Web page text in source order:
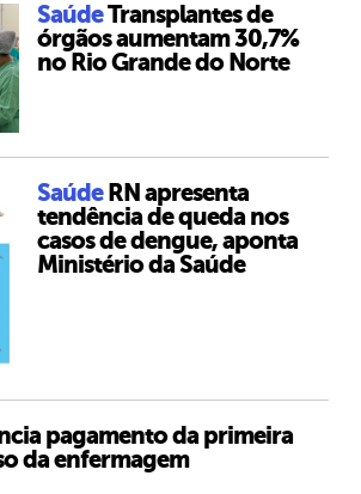
SaúdeTransplantes de
órgãos aumentam 30,7%
no Rio Grande do Norte
SaúdeRN apresenta
tendência de queda nos
casos de dengue, aponta
Ministério da Saúde
pagamento da primeira
da enfermagem